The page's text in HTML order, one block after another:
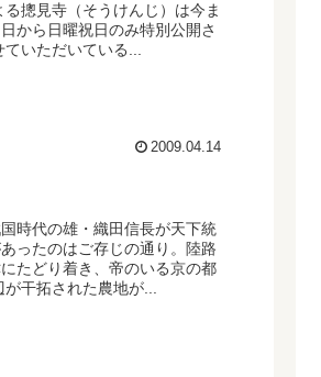
摠見寺（そうけんじ）は今ま
から日曜祝日のみ特別公開さ
いただいている...
2009.04.14
時代の雄・織田信長が天下統
ったのはご存じの通り。陸路
たどり着き、帝のいる京の都
干拓された農地が...